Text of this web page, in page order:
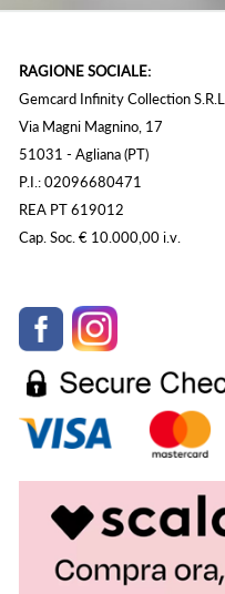
RAGIONE SOCIALE:
Gemcard Infinity Collection S.R.L.
Via Magni Magnino, 17
51031 - Agliana (PT)
P.I.: 02096680471
REA PT 619012
Cap. Soc. € 10.000,00 i.v.